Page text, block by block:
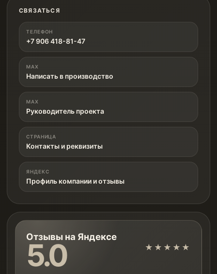
СВЯЗАТЬСЯ
ТЕЛЕФОН
+7 906 418-81-47
MAX
Написать в производство
MAX
Руководитель проекта
СТРАНИЦА
Контакты и реквизиты
ЯНДЕКС
Профиль компании и отзывы
Отзывы на Яндексе
5.0 ★★★★★